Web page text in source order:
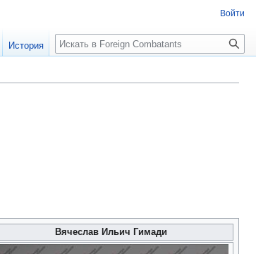
Вячеслав Ильич Гимади
Войти
История